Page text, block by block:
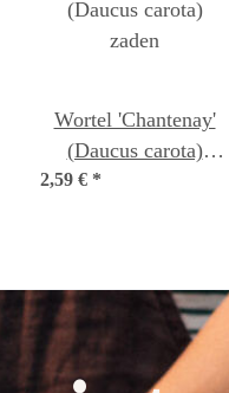
Wortel 'Chantenay'
(Daucus carota)
2,59 € *